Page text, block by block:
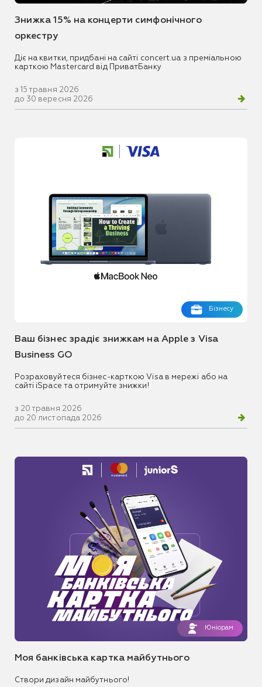
Знижка 15% на концерти симфонічного
оркестру
Діє на квитки, придбані на сайті concert.ua з преміальною
карткою Mastercard від ПриватБанку
з 15 травня 2026
до 30 вересня 2026
Бізнесу
Ваш бізнес зрадіє знижкам на Apple з Visa
Business GO
Розраховуйтеся бізнес-карткою Visa в мережі або на
сайті iSpace та отримуйте знижки!
з 20 травня 2026
до 20 листопада 2026
Юніорам
Моя банківська картка майбутнього
Створи дизайн майбутнього!